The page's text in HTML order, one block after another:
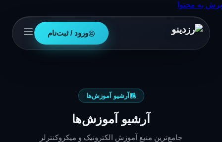
پرش به محتوا
ورود / ثبت‌نام
آرشیو آموزش‌ها
آرشیو آموزش‌ها
جامع‌ترین منبع آموزش الکترونیک و میکروکنترلر